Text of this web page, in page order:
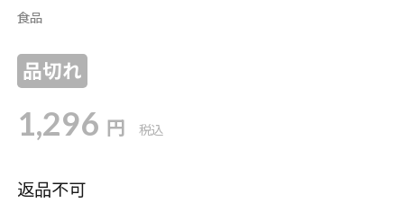
食品
品切れ
1,296 円 税込
返品不可